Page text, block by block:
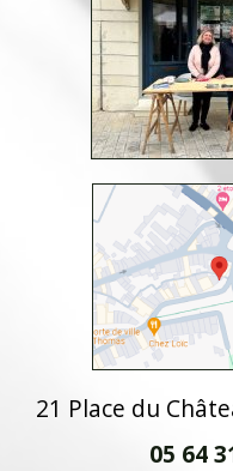
21 Place du
05 64